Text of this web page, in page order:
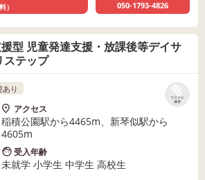
） 050-1793-4826
型 児童発達支援・放課後等デイサ
ステップ
リストに
保存
あり
アクセス
稲積公園駅から4465m、新琴似駅から
4605m
受入年齢
未就学 小学生 中学生 高校生